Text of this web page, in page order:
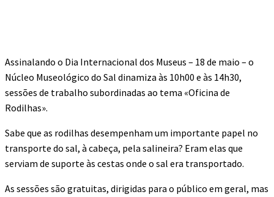
Assinalando o Dia Internacional dos Museus – 18 de maio – o
Núcleo Museológico do Sal dinamiza às 10h00 e às 14h30,
sessões de trabalho subordinadas ao tema «Oficina de
Rodilhas».
Sabe que as rodilhas desempenham um importante papel no
transporte do sal, à cabeça, pela salineira? Eram elas que
serviam de suporte às cestas onde o sal era transportado.
As sessões são gratuitas, dirigidas para o público em geral, mas